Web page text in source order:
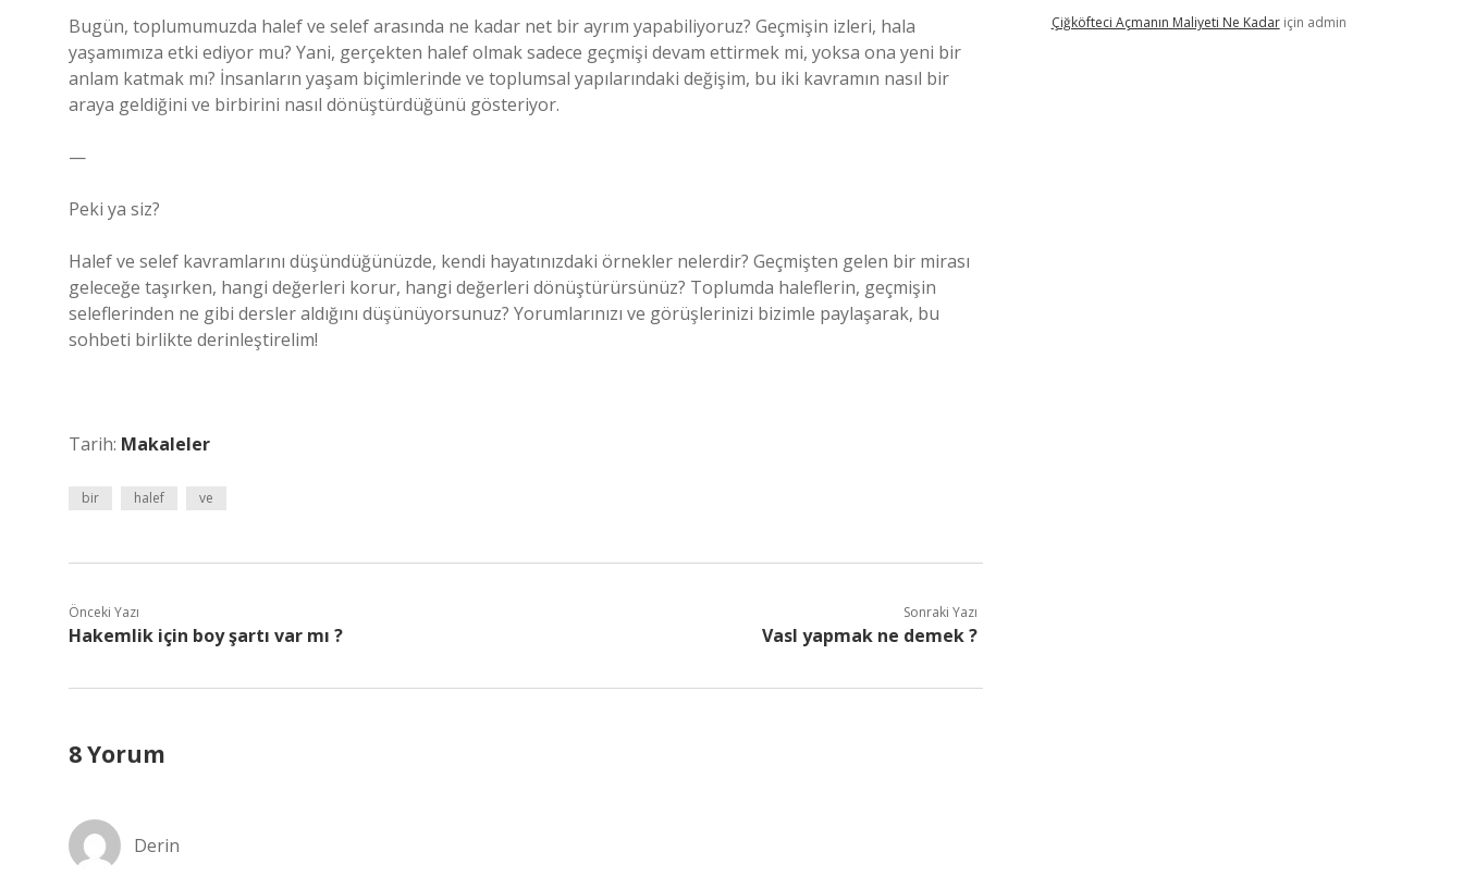
Bugün, toplumumuzda halef ve selef arasında ne kadar net bir ayrım yapabiliyoruz? Geçmişin izleri, hala
yaşamımıza etki ediyor mu? Yani, gerçekten halef olmak sadece geçmişi devam ettirmek mi, yoksa ona yeni bir
anlam katmak mı? İnsanların yaşam biçimlerinde ve toplumsal yapılarındaki değişim, bu iki kavramın nasıl bir
araya geldiğini ve birbirini nasıl dönüştürdüğünü gösteriyor.
—
Peki ya siz?
Halef ve selef kavramlarını düşündüğünüzde, kendi hayatınızdaki örnekler nelerdir? Geçmişten gelen bir mirası
geleceğe taşırken, hangi değerleri korur, hangi değerleri dönüştürürsünüz? Toplumda haleflerin, geçmişin
seleflerinden ne gibi dersler aldığını düşünüyorsunuz? Yorumlarınızı ve görüşlerinizi bizimle paylaşarak, bu
sohbeti birlikte derinleştirelim!
Tarih: Makaleler
bir halef ve
Önceki Yazı
Hakemlik için boy şartı var mı ?
Sonraki Yazı
Vasl yapmak ne demek ?
8 Yorum
Derin
Çiğköfteci Açmanın Maliyeti Ne Kadariçin admin